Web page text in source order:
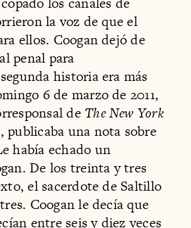
la voz de que el
ellos. Coogan dejó de
penal para
historia era más
6 de marzo de 2011,
de The New York
publicaba una nota sobre
había echado un
De los treinta y tres
el sacerdote de Saltillo
Coogan le decía que
entre seis y diez veces